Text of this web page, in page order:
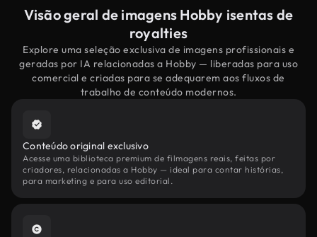
Visão geral de imagens Hobby isentas de
royalties
Explore uma seleção exclusiva de imagens profissionais e
geradas por IA relacionadas a Hobby — liberadas para uso
comercial e criadas para se adequarem aos fluxos de
trabalho de conteúdo modernos.
Conteúdo original exclusivo
Acesse uma biblioteca premium de filmagens reais, feitas por
criadores, relacionadas a Hobby — ideal para contar histórias,
para marketing e para uso editorial.